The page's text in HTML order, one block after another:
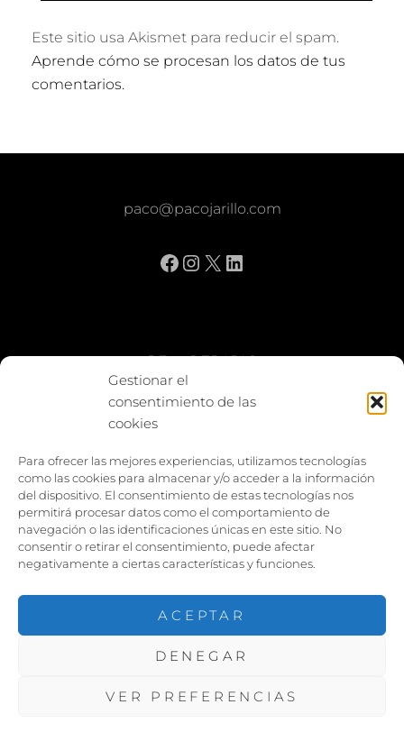
Gestionar el
consentimiento de las
cookies
Para ofrecer las mejores experiencias, utilizamos tecnologías
como las cookies para almacenar y/o acceder a la información
del dispositivo. El consentimiento de estas tecnologías nos
permitirá procesar datos como el comportamiento de
navegación o las identificaciones únicas en este sitio. No
consentir o retirar el consentimiento, puede afectar
negativamente a ciertas características y funciones.
ACEPTAR
DENEGAR
VER PREFERENCIAS
Este sitio usa Akismet para reducir el spam.
Aprende cómo se procesan los datos de tus
comentarios.
paco@pacojarillo.com
Facebook
Instagram
X LinkedIn
BE vs REBAJAS
Entes
Capturar y compartir
Vía larga
DERECHOS RESERVADOS. |